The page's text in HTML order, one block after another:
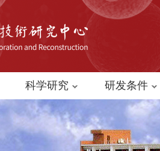
科学研究 研发条件